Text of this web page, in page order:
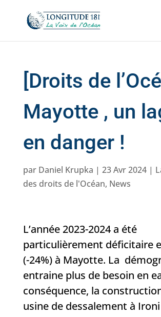
[Droits de
Mayotte , un
en danger !
par Daniel Krupka | 23 Avr 2024|
des droits de l'Océan, News
L’année 2023-2024 a été
particulièrement déficitaire
(-24%) à Mayotte. La
entraine plus de besoin en
conséquence, la
usine de dessalement à